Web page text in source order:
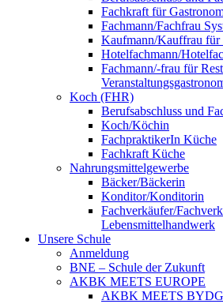
Fachkraft für
Fachmann/Fachfrau
Kaufmann/Kauffrau für
Hotelfachmann/
Fachmann/-frau für
Koch (FHR)
Berufsabschluss und
Koch/Köchin
FachpraktikerIn Küche
Fachkraft Küche
Nahrungsmittelgewerbe
Bäcker/Bäckerin
Konditor/Konditorin
Fachverkäufer/
Lebensmittelhandwerk
Unsere Schule
Anmeldung
BNE – Schule der Zukunft
AKBK MEETS EUROPE
AKBK MEETS